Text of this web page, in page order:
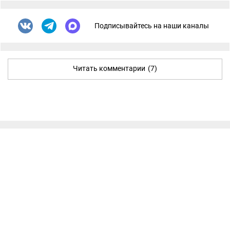
Подписывайтесь на наши каналы
Читать комментарии (7)